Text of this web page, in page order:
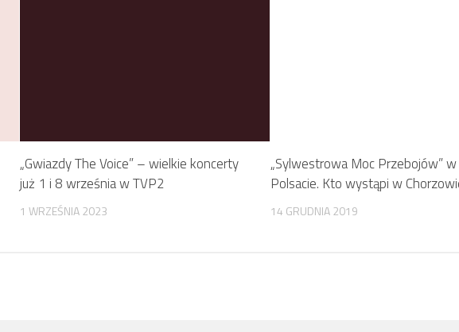
„Gwiazdy The Voice” – wielkie koncerty
już 1 i 8 września w TVP2
1 WRZEŚNIA 2023
„Sylwestrowa Moc Przebojów” w
Polsacie. Kto wystąpi w
14 GRUDNIA 2019